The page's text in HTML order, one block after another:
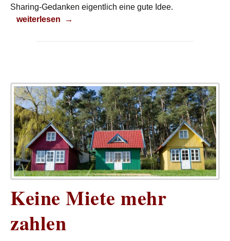
Sharing-Gedanken eigentlich eine gute Idee.
Ab in den Hafen!
weiterlesen →
Keine Miete mehr
zahlen